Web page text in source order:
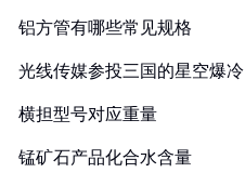
铝方管有哪些常见规格
光线传媒参投三国的星空爆冷
横担型号对应重量
锰矿石产品化合水含量